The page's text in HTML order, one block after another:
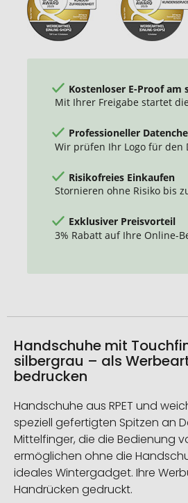
Kostenloser E-Proof am
Mit Ihrer Freigabe startet
Professioneller
Wir prüfen Ihr Logo für den
Risikofreies Einkaufen
Stornieren ohne Risiko bis
Exklusiver Preisvorteil
3% Rabatt auf Ihre Online-
Handschuhe mit
silbergrau – als
bedrucken
Handschuhe aus RPET und
speziell gefertigten Spitzen an
Mittelfinger, die die Bedienung
ermöglichen ohne die
ideales Wintergadget. Ihre
Handrücken gedruckt.